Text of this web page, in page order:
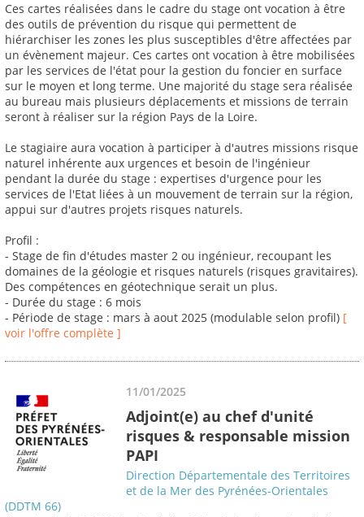
Ces cartes réalisées dans le cadre du stage ont vocation à être
des outils de prévention du risque qui permettent de
hiérarchiser les zones les plus susceptibles d'être affectées par
un évènement majeur. Ces cartes ont vocation à être mobilisées
par les services de l'état pour la gestion du foncier en surface
sur le moyen et long terme. Une majorité du stage sera réalisée
au bureau mais plusieurs déplacements et missions de terrain
seront à réaliser sur la région Pays de la Loire.
Le stagiaire aura vocation à participer à d'autres missions risque
naturel inhérente aux urgences et besoin de l'ingénieur
pendant la durée du stage : expertises d'urgence pour les
services de l'Etat liées à un mouvement de terrain sur la région,
appui sur d'autres projets risques naturels.
Profil :
- Stage de fin d'études master 2 ou ingénieur, recoupant les
domaines de la géologie et risques naturels (risques gravitaires).
Des compétences en géotechnique serait un plus.
- Durée du stage : 6 mois
- Période de stage : mars à aout 2025 (modulable selon profil) [
voir l'offre complète ]
11/01/2025
Adjoint(e) au chef d'unité
risques & responsable mission
PAPI
Direction Départementale des Territoires
et de la Mer des Pyrénées-Orientales
(DDTM 66)